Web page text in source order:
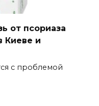
от псориаза
Киеве и
с проблемой